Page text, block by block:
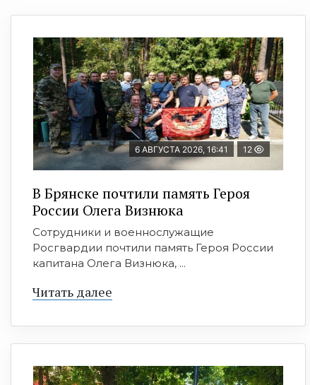
6 АВГУСТА 2026, 16:41 12
В Брянске почтили память Героя
России Олега Визнюка
Сотрудники и военнослужащие
Росгвардии почтили память Героя России
капитана Олега Визнюка, ...
Читать далее